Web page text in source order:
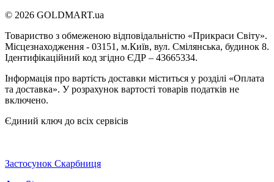
© 2026 GOLDMART.ua
Товариство з обмеженою відповідальністю «Прикраси Світу».
Місцезнаходження - 03151, м.Київ, вул. Смілянська, будинок 8.
Ідентифікаційний код згідно ЄДР – 43665334.
Інформація про вартість доставки міститься у розділі «Оплата
та доставка». У розрахунок вартості товарів податків не
включено.
Єдиний ключ до всіх сервісів
Застосунок Скарбниця